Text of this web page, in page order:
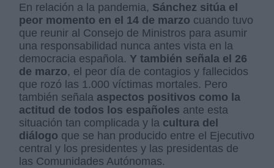
En relación a la pandemia, Sánchez sitúa el
peor momento en el 14 de marzo cuando tuvo
que reunir al Consejo de Ministros para asumir
una responsabilidad nunca antes vista en la
democracia española. Y también señala el 26
de marzo, el peor día de contagios y fallecidos
que rozó las 1.000 víctimas mortales. Pero
también señala aspectos positivos como la
actitud de todos los españoles ante esta
situación tan complicada y la cultura del
diálogo que se han producido entre el Ejecutivo
central y los presidentes y las presidentas de
las Comunidades Autónomas.